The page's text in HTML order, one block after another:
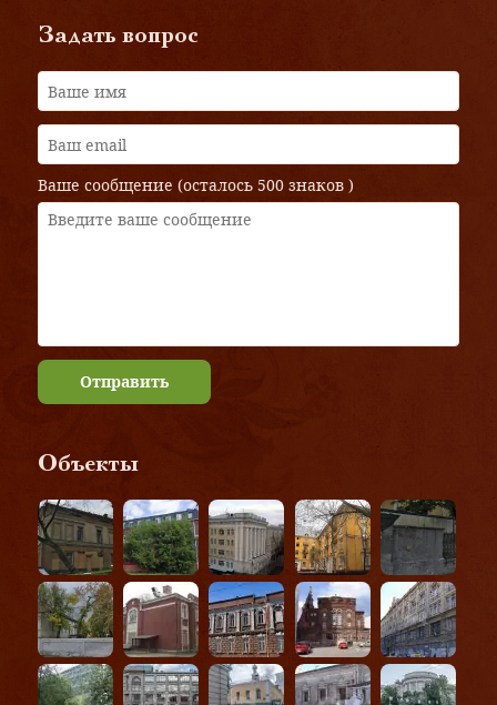
Задать вопрос
Ваше сообщение (осталось 500 знаков )
Отправить
Объекты